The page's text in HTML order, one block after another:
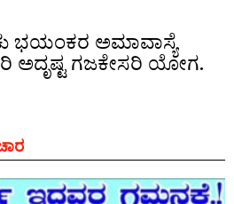
ಭಯಂಕರ ಅಮಾವಾಸ್ಯೆ
ಅದೃಷ್ಟ ಗಜಕೇಸರಿ ಯೋಗ.